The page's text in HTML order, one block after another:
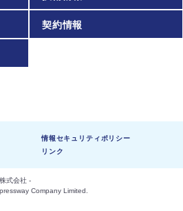
契約情報
情報セキュリティポリシー
リンク
式会社 -
Company Limited.